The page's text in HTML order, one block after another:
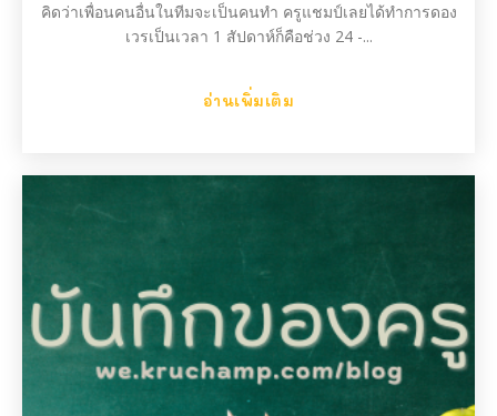
คิดว่าเพื่อนคนอื่นในทีมจะเป็นคนทำ ครูแชมป์เลยได้ทำการดอง
เวรเป็นเวลา 1 สัปดาห์ก็คือช่วง 24 -...
อ่านเพิ่มเติม